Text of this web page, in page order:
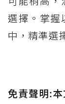
選擇。掌握
中，精準選
免責聲明: